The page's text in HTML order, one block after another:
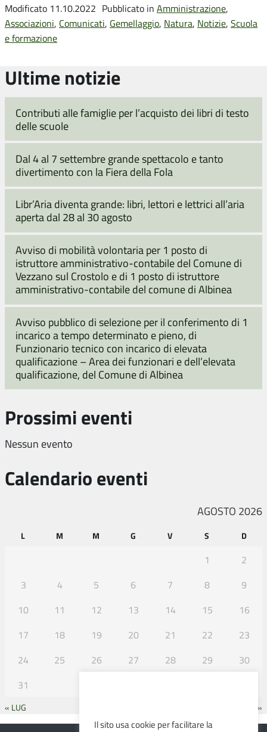
Modificato 11.10.2022 Pubblicato in Amministrazione,
Associazioni, Comunicati, Gemellaggio, Natura, Notizie, Scuola
e formazione
Ultime notizie
Contributi alle famiglie per l’acquisto dei libri di testo
delle scuole
Dal 4 al 7 settembre grande spettacolo e tanto
divertimento con la Fiera della Fola
Libr’Aria diventa grande: libri, lettori e lettrici all’aria
aperta dal 28 al 30 agosto
Avviso di mobilità volontaria per 1 posto di
istruttore amministrativo-contabile del Comune di
Vezzano sul Crostolo e di 1 posto di istruttore
amministrativo-contabile del comune di Albinea
Avviso pubblico di selezione per il conferimento di 1
incarico a tempo determinato e pieno, di
Funzionario tecnico con incarico di elevata
qualificazione – Area dei funzionari e dell’elevata
qualificazione, del Comune di Albinea
Prossimi eventi
Nessun evento
Calendario eventi
AGOSTO 2026
L M M G V S D
1
2
3
4 5 6 7 8
9
10
11 12 13 14 15
16
17
18 19 20 21 22
23
24
25 26 27 28 29
30
31
« LUG
SET »
Il sito usa cookie per facilitare la